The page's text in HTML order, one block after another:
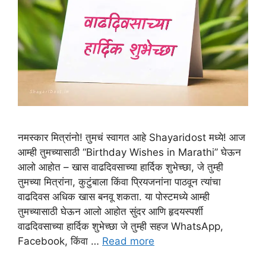
नमस्कार मित्रांनो! तुमचं स्वागत आहे Shayaridost मध्ये! आज
आम्ही तुमच्यासाठी “Birthday Wishes in Marathi” घेऊन
आलो आहोत – खास वाढदिवसाच्या हार्दिक शुभेच्छा, जे तुम्ही
तुमच्या मित्रांना, कुटुंबाला किंवा प्रियजनांना पाठवून त्यांचा
वाढदिवस अधिक खास बनवू शकता. या पोस्टमध्ये आम्ही
तुमच्यासाठी घेऊन आलो आहोत सुंदर आणि हृदयस्पर्शी
वाढदिवसाच्या हार्दिक शुभेच्छा जे तुम्ही सहज WhatsApp,
Facebook, किंवा … Read more